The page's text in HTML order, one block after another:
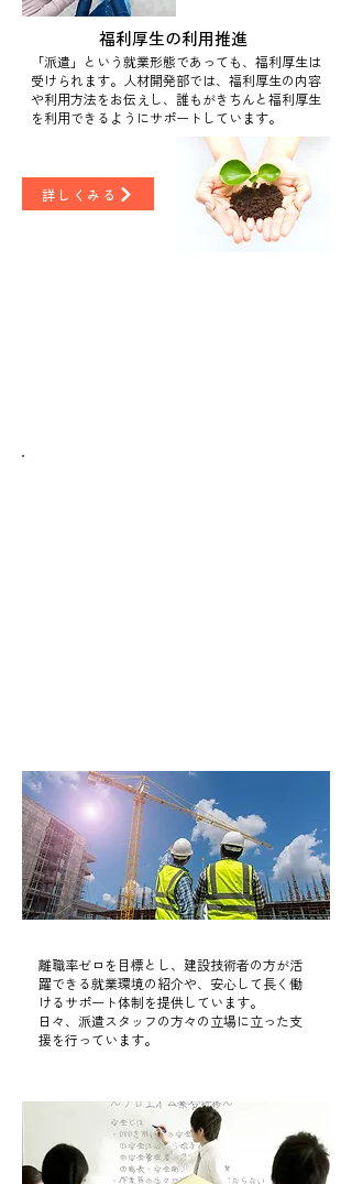
福利厚生の利用推進
「派遣」という就業形態であっても、福利厚生は
受けられます。人材開発部では、福利厚生の内容
や利用方法をお伝えし、誰もがきちんと福利厚生
を利用できるようにサポートしています。
詳しくみる
離職率ゼロを目標とし、建設技術者の方が活
躍できる就業環境の紹介や、安心して長く働
けるサポート体制を提供しています。
日々、派遣スタッフの方々の立場に立った支
援を行っています。